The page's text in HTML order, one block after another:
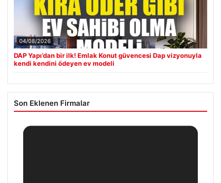
04/08/2026
DAP Yapı’dan bir ilk! Emlak Konut güvencesi Dap vizyonuyla
kendi kendini ödeyen ev modeli
Son Eklenen Firmalar